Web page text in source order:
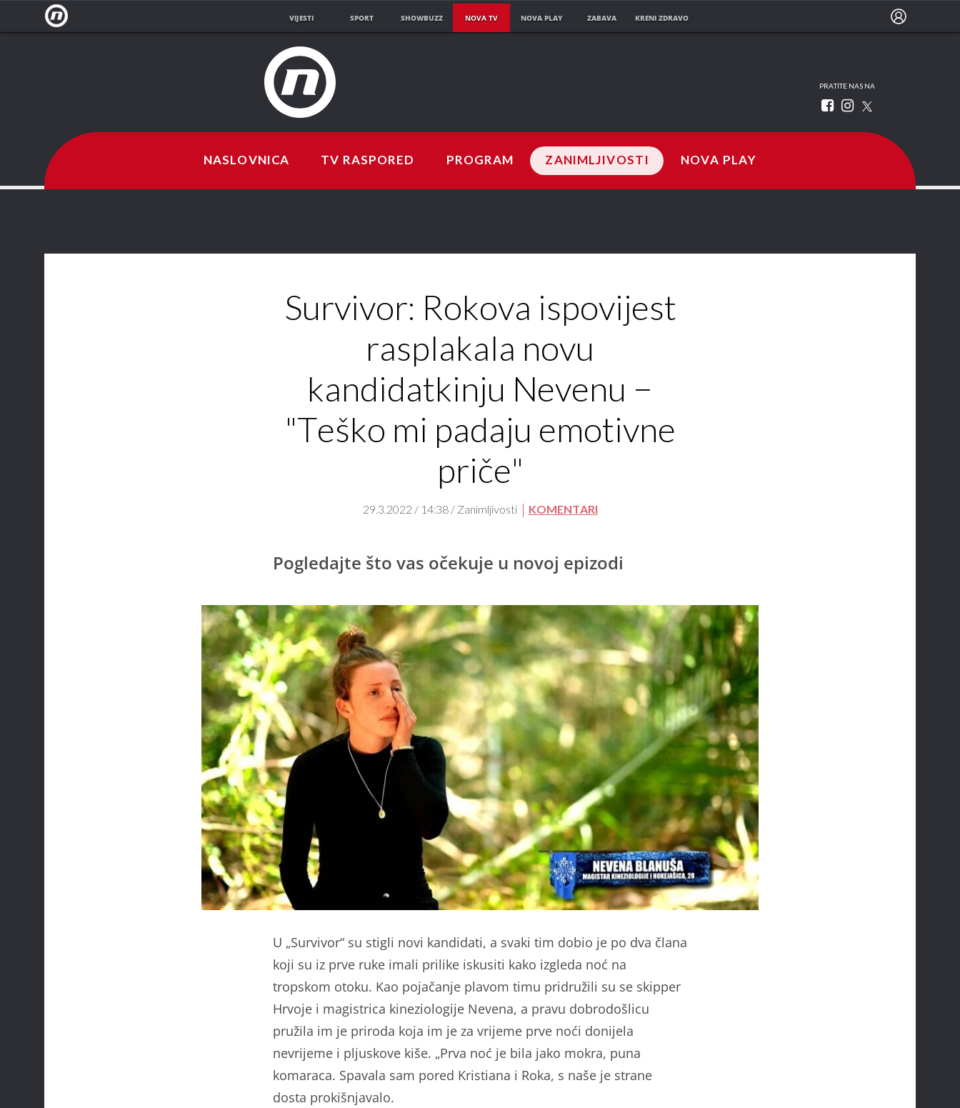
VIJESTI SPORT SHOWBUZZ NOVA TV NOVA PLAY ZABAVA KRENI ZDRAVO
PRATITE NAS NA
NASLOVNICA TV RASPORED PROGRAM ZANIMLJIVOSTI NOVA PLAY
Survivor: Rokova ispovijest
rasplakala novu
kandidatkinju Nevenu −
"Teško mi padaju emotivne
priče"
29.3.2022 / 14:38 / Zanimljivosti KOMENTARI
Pogledajte što vas očekuje u novoj epizodi
U „Survivor“ su stigli novi kandidati, a svaki tim dobio je po dva člana
koji su iz prve ruke imali prilike iskusiti kako izgleda noć na
tropskom otoku. Kao pojačanje plavom timu pridružili su se skipper
Hrvoje i magistrica kineziologije Nevena, a pravu dobrodošlicu
pružila im je priroda koja im je za vrijeme prve noći donijela
nevrijeme i pljuskove kiše. „Prva noć je bila jako mokra, puna
komaraca. Spavala sam pored Kristiana i Roka, s naše je strane
dosta prokišnjavalo.